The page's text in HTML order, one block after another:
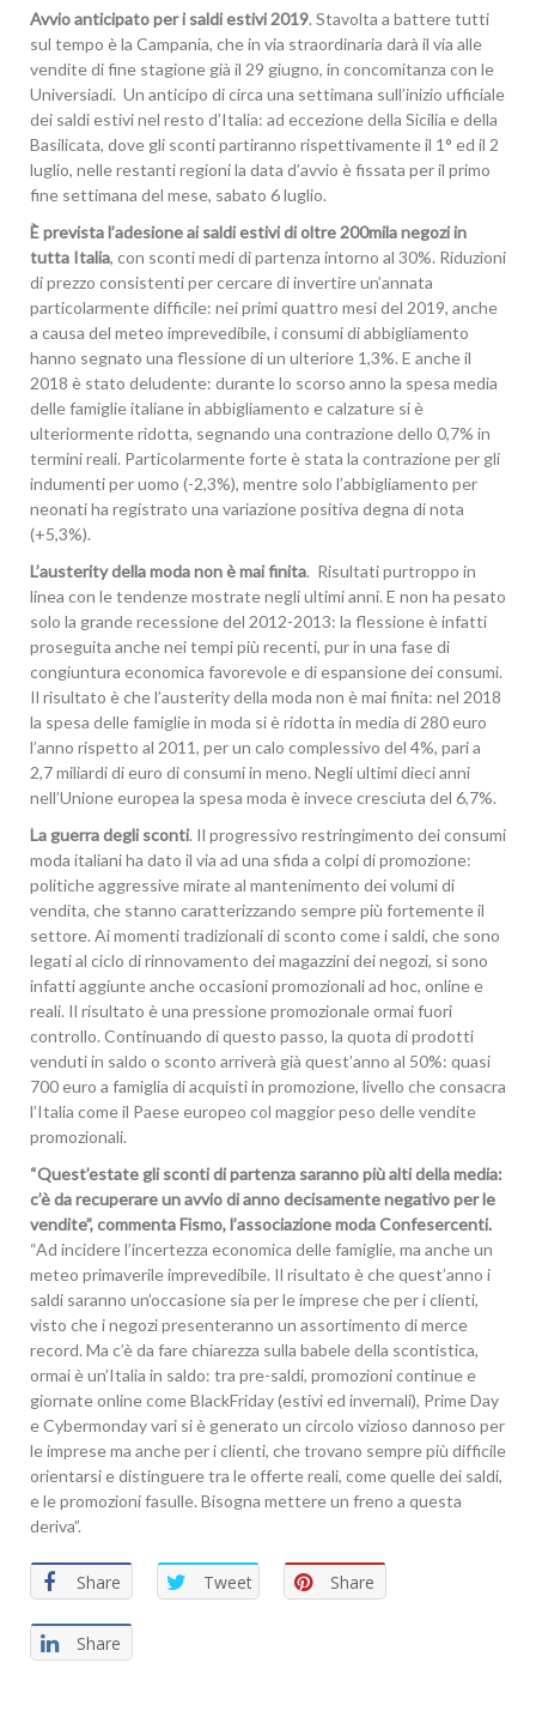
Avvio anticipato per i saldi estivi 2019. Stavolta a battere tutti
sul tempo è la Campania, che in via straordinaria darà il via alle
vendite di fine stagione già il 29 giugno, in concomitanza con le
Universiadi. Un anticipo di circa una settimana sull’inizio ufficiale
dei saldi estivi nel resto d’Italia: ad eccezione della Sicilia e della
Basilicata, dove gli sconti partiranno rispettivamente il 1° ed il 2
luglio, nelle restanti regioni la data d’avvio è fissata per il primo
fine settimana del mese, sabato 6 luglio.
È prevista l’adesione ai saldi estivi di oltre 200mila negozi in
tutta Italia, con sconti medi di partenza intorno al 30%. Riduzioni
di prezzo consistenti per cercare di invertire un’annata
particolarmente difficile: nei primi quattro mesi del 2019, anche
a causa del meteo imprevedibile, i consumi di abbigliamento
hanno segnato una flessione di un ulteriore 1,3%. E anche il
2018 è stato deludente: durante lo scorso anno la spesa media
delle famiglie italiane in abbigliamento e calzature si è
ulteriormente ridotta, segnando una contrazione dello 0,7% in
termini reali. Particolarmente forte è stata la contrazione per gli
indumenti per uomo (-2,3%), mentre solo l’abbigliamento per
neonati ha registrato una variazione positiva degna di nota
(+5,3%).
L’austerity della moda non è mai finita. Risultati purtroppo in
linea con le tendenze mostrate negli ultimi anni. E non ha pesato
solo la grande recessione del 2012-2013: la flessione è infatti
proseguita anche nei tempi più recenti, pur in una fase di
congiuntura economica favorevole e di espansione dei consumi.
Il risultato è che l’austerity della moda non è mai finita: nel 2018
la spesa delle famiglie in moda si è ridotta in media di 280 euro
l’anno rispetto al 2011, per un calo complessivo del 4%, pari a
2,7 miliardi di euro di consumi in meno. Negli ultimi dieci anni
nell’Unione europea la spesa moda è invece cresciuta del 6,7%.
La guerra degli sconti. Il progressivo restringimento dei consumi
moda italiani ha dato il via ad una sfida a colpi di promozione:
politiche aggressive mirate al mantenimento dei volumi di
vendita, che stanno caratterizzando sempre più fortemente il
settore. Ai momenti tradizionali di sconto come i saldi, che sono
legati al ciclo di rinnovamento dei magazzini dei negozi, si sono
infatti aggiunte anche occasioni promozionali ad hoc, online e
reali. Il risultato è una pressione promozionale ormai fuori
controllo. Continuando di questo passo, la quota di prodotti
venduti in saldo o sconto arriverà già quest’anno al 50%: quasi
700 euro a famiglia di acquisti in promozione, livello che consacra
l’Italia come il Paese europeo col maggior peso delle vendite
promozionali.
“Quest’estate gli sconti di partenza saranno più alti della media:
c’è da recuperare un avvio di anno decisamente negativo per le
vendite”, commenta Fismo, l’associazione moda Confesercenti.
“Ad incidere l’incertezza economica delle famiglie, ma anche un
meteo primaverile imprevedibile. Il risultato è che quest’anno i
saldi saranno un’occasione sia per le imprese che per i clienti,
visto che i negozi presenteranno un assortimento di merce
record. Ma c’è da fare chiarezza sulla babele della scontistica,
ormai è un’Italia in saldo: tra pre-saldi, promozioni continue e
giornate online come BlackFriday (estivi ed invernali), Prime Day
e Cybermonday vari si è generato un circolo vizioso dannoso per
le imprese ma anche per i clienti, che trovano sempre più difficile
orientarsi e distinguere tra le offerte reali, come quelle dei saldi,
e le promozioni fasulle. Bisogna mettere un freno a questa
deriva”.
Share Tweet Share
Share